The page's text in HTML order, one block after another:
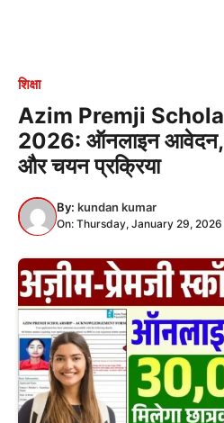
शिक्षा
Azim Premji
2026: ऑनलाइन आवेदन,
और चयन प्रक्रिया
By: kundan kumar
On: Thursday, January 29, 2026